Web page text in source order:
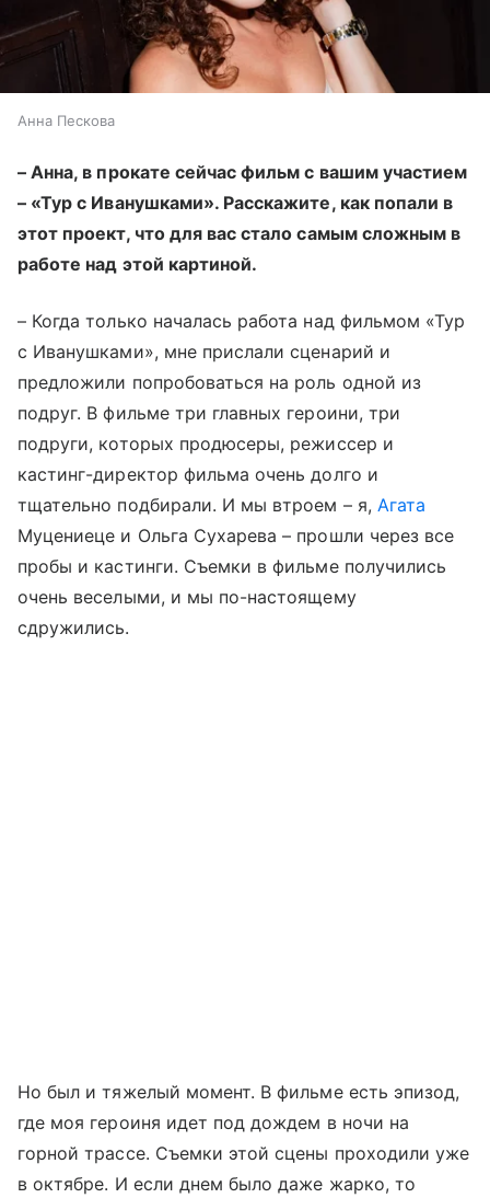
Анна Пескова
– Анна, в прокате сейчас фильм с вашим участием
– «Тур с Иванушками». Расскажите, как попали в
этот проект, что для вас стало самым сложным в
работе над этой картиной.
– Когда только началась работа над фильмом «Тур
с Иванушками», мне прислали сценарий и
предложили попробоваться на роль одной из
подруг. В фильме три главных героини, три
подруги, которых продюсеры, режиссер и
кастинг-директор фильма очень долго и
тщательно подбирали. И мы втроем – я, Агата
Муцениеце и Ольга Сухарева – прошли через все
пробы и кастинги. Съемки в фильме получились
очень веселыми, и мы по-настоящему
сдружились.
Но был и тяжелый момент. В фильме есть эпизод,
где моя героиня идет под дождем в ночи на
горной трассе. Съемки этой сцены проходили уже
в октябре. И если днем было даже жарко, то